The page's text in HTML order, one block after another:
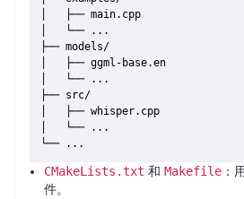
│   ├── main.cpp
│   └── ...
├── models/
│   ├── ggml-base.en
│   └── ...
├── src/
│   ├── whisper.cpp
│   └── ...
CMakeLists.txt 和 Makefile ：
件。